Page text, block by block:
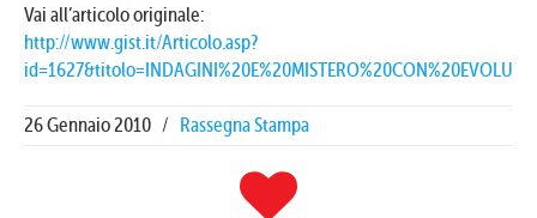
Vai all’articolo originale:
http://www.gist.it/Articolo.asp?
26 Gennaio 2010 / Rassegna Stampa